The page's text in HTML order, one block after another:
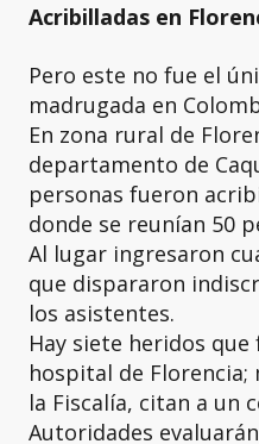
Acribilladas en
Pero este no fue el
madrugada en
En zona rural de
departamento de
personas fueron
donde se reunían 50
Al lugar ingresaron
que dispararon
los asistentes.
Hay siete heridos
hospital de Florencia;
la Fiscalía, citan a un
Autoridades